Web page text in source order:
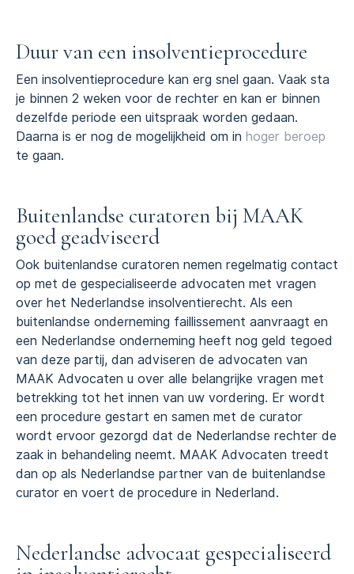
Duur van een insolventieprocedure
Een insolventieprocedure kan erg snel gaan. Vaak sta
je binnen 2 weken voor de rechter en kan er binnen
dezelfde periode een uitspraak worden gedaan.
Daarna is er nog de mogelijkheid om in hoger beroep
te gaan.
Buitenlandse curatoren bij MAAK
goed geadviseerd
Ook buitenlandse curatoren nemen regelmatig contact
op met de gespecialiseerde advocaten met vragen
over het Nederlandse insolventierecht. Als een
buitenlandse onderneming faillissement aanvraagt en
een Nederlandse onderneming heeft nog geld tegoed
van deze partij, dan adviseren de advocaten van
MAAK Advocaten u over alle belangrijke vragen met
betrekking tot het innen van uw vordering. Er wordt
een procedure gestart en samen met de curator
wordt ervoor gezorgd dat de Nederlandse rechter de
zaak in behandeling neemt. MAAK Advocaten treedt
dan op als Nederlandse partner van de buitenlandse
curator en voert de procedure in Nederland.
Nederlandse advocaat gespecialiseerd